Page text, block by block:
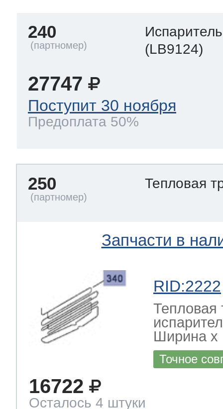
240
Испаритель
(LB9124)
27747
Поступит 30 ноября
Предоплата 50%
250 Тепловая
Запчасти в
RID:2222
Тепловая
Ширина х
Точное
16722
Осталось 4 штуки